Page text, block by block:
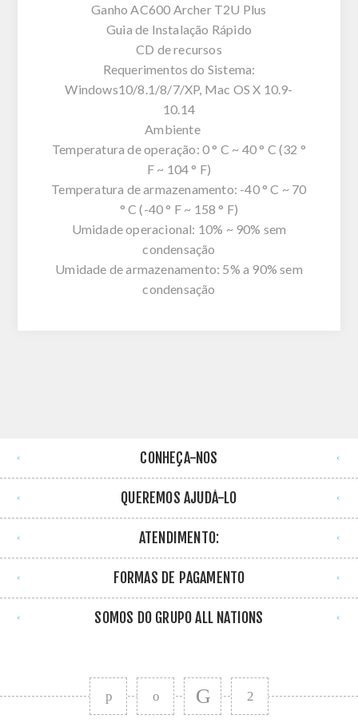
Ganho AC600 Archer T2U Plus
Guia de Instalação Rápido
CD de recursos
Requerimentos do Sistema:
Windows10/8.1/8/7/XP, Mac OS X 10.9-
10.14
Ambiente
Temperatura de operação: 0 ° C ~ 40 ° C (32 °
F ~ 104 ° F)
Temperatura de armazenamento: -40 ° C ~ 70
° C (-40 ° F ~ 158 ° F)
Umidade operacional: 10% ~ 90% sem
condensação
Umidade de armazenamento: 5% a 90% sem
condensação
CONHEÇA-NOS
QUEREMOS AJUDÁ-LO
ATENDIMENTO:
FORMAS DE PAGAMENTO
SOMOS DO GRUPO ALL NATIONS